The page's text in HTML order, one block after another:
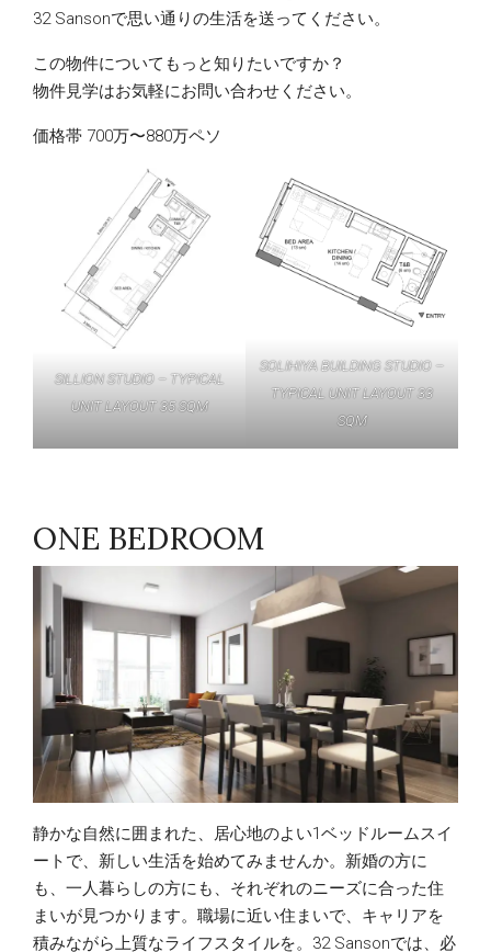
32 Sansonで思い通りの生活を送ってください。
この物件についてもっと知りたいですか？
物件見学はお気軽にお問い合わせください。
価格帯 700万〜880万ペソ
SILLION STUDIO – TYPICAL
UNIT LAYOUT 35 SQM
SOLIHIYA BUILDING STUDIO –
TYPICAL UNIT LAYOUT 33
SQM
ONE BEDROOM
静かな自然に囲まれた、居心地のよい1ベッドルームスイ
ートで、新しい生活を始めてみませんか。新婚の方に
も、一人暮らしの方にも、それぞれのニーズに合った住
まいが見つかります。職場に近い住まいで、キャリアを
積みながら上質なライフスタイルを。32 Sansonでは、必